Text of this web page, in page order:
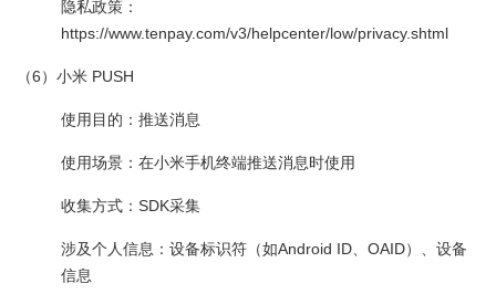
隐私政策：
https://www.tenpay.com/v3/helpcenter/low/privacy.shtml
（6）小米 PUSH
使用目的：推送消息
使用场景：在小米手机终端推送消息时使用
收集方式：SDK采集
涉及个人信息：设备标识符（如Android ID、OAID）、设备
信息